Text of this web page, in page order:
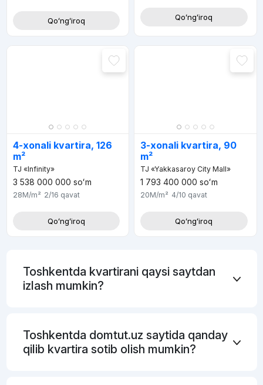
Qoʻngʻiroq Qoʻngʻiroq
4-xonali kvartira, 126
m²
TJ «Infinity»
3 538 000 000 soʻm
28M/m² 2/16 qavat
Qoʻngʻiroq
3-xonali kvartira, 90
m²
TJ «Yakkasaroy City Mall»
1 793 400 000 soʻm
20M/m² 4/10 qavat
Qoʻngʻiroq
Toshkentda kvartirani qaysi saytdan
izlash mumkin?
Toshkentda domtut.uz saytida qanday
qilib kvartira sotib olish mumkin?